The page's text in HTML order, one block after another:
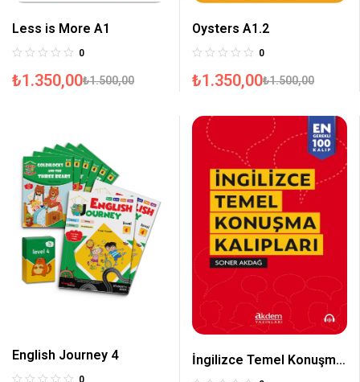
Less is More A1
0
₺1.500,00
₺1.350,00
Oysters A1.2
0
₺1.500,00
₺1.350,00
English Journey 4
0
İngilizce Temel Konuşma
Kalıpları